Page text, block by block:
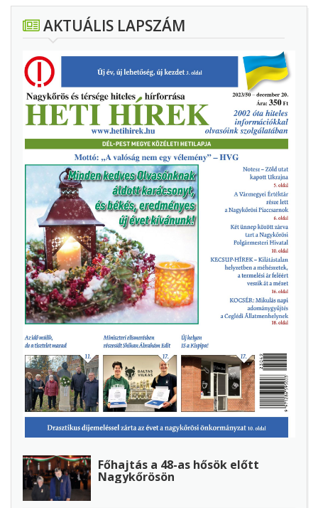
AKTUÁLIS LAPSZÁM
Főhajtás a 48-as hősök előtt
Nagykőrösön